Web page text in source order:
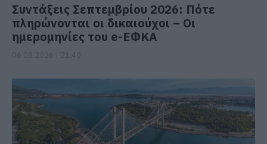
Συντάξεις Σεπτεμβρίου 2026: Πότε
πληρώνονται οι δικαιούχοι – Οι
ημερομηνίες του e-ΕΦΚΑ